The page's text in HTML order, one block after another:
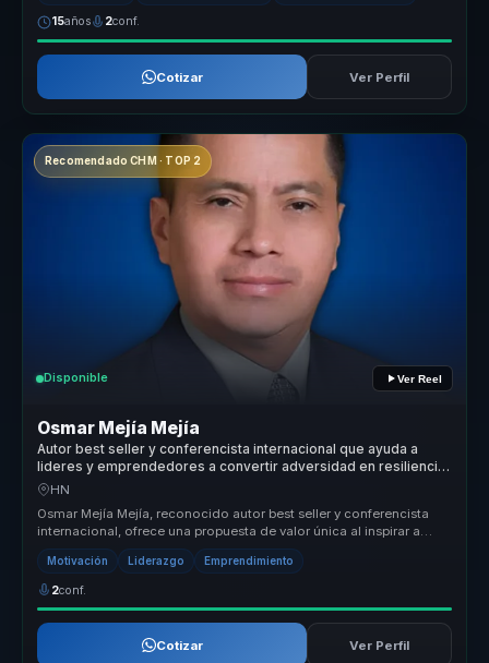
15años 2conf.
Cotizar Ver Perfil
Recomendado CHM · TOP 2
Disponible Ver Reel
Osmar Mejía Mejía
Autor best seller y conferencista internacional que ayuda a
lideres y emprendedores a convertir adversidad en resiliencia,
accion y mentalidad emprendedora.
HN
Osmar Mejía Mejía, reconocido autor best seller y conferencista
internacional, ofrece una propuesta de valor única al inspirar a
miles co...
Motivación Liderazgo Emprendimiento
2conf.
Cotizar Ver Perfil